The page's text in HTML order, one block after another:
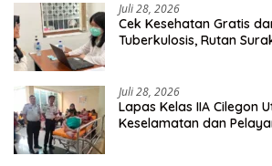
Juli 28, 2026
Cek Kesehatan Gratis
Tuberkulosis, Rutan
Juli 28, 2026
Lapas Kelas IIA Cilegon
Keselamatan dan